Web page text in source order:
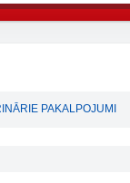
PAKALPOJUMI